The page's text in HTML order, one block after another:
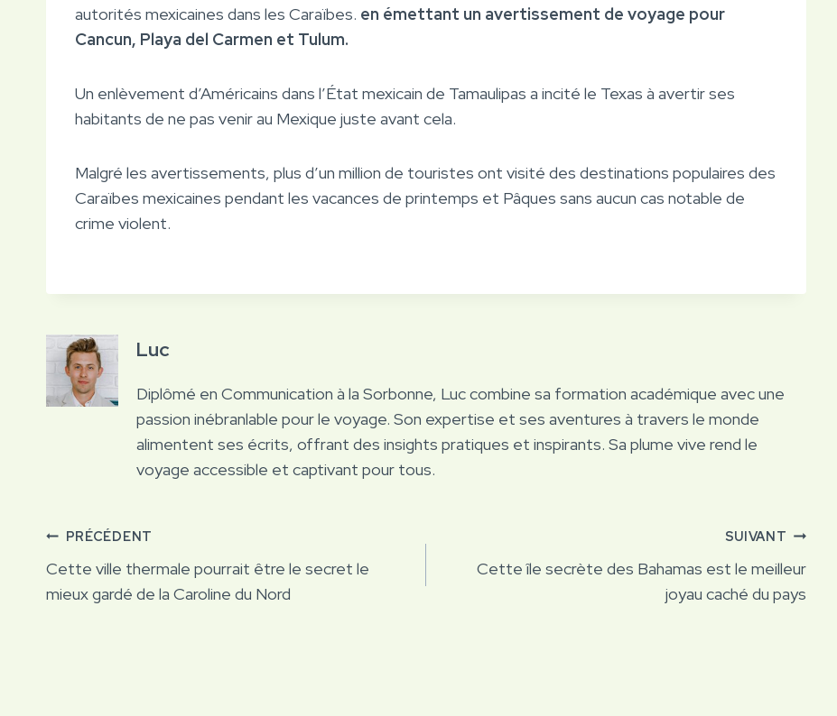
autorités mexicaines dans les Caraïbes. en émettant un avertissement de voyage pour
Cancun, Playa del Carmen et Tulum.
Un enlèvement d’Américains dans l’État mexicain de Tamaulipas a incité le Texas à avertir ses
habitants de ne pas venir au Mexique juste avant cela.
Malgré les avertissements, plus d’un million de touristes ont visité des destinations populaires des
Caraïbes mexicaines pendant les vacances de printemps et Pâques sans aucun cas notable de
crime violent.
Luc
Diplômé en Communication à la Sorbonne, Luc combine sa formation académique avec une
passion inébranlable pour le voyage. Son expertise et ses aventures à travers le monde
alimentent ses écrits, offrant des insights pratiques et inspirants. Sa plume vive rend le
voyage accessible et captivant pour tous.
Navigation
de
PRÉCÉDENT
Cette ville thermale pourrait être le secret le
mieux gardé de la Caroline du Nord
SUIVANT
Cette île secrète des Bahamas est le meilleur
joyau caché du pays